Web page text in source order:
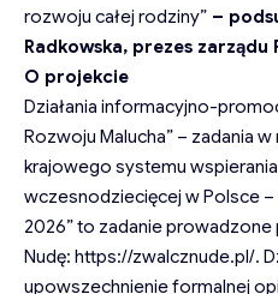
rozwoju całej rodziny” –
Radkowska, prezes zarządu
O projekcie
Działania informacyjno-
Rozwoju Malucha” – zadania
krajowego systemu
wczesnodziecięcej w Polsce
2026” to zadanie prowadzone
Nudę: https://zwalcznude.pl/.
upowszechnienie formalnej